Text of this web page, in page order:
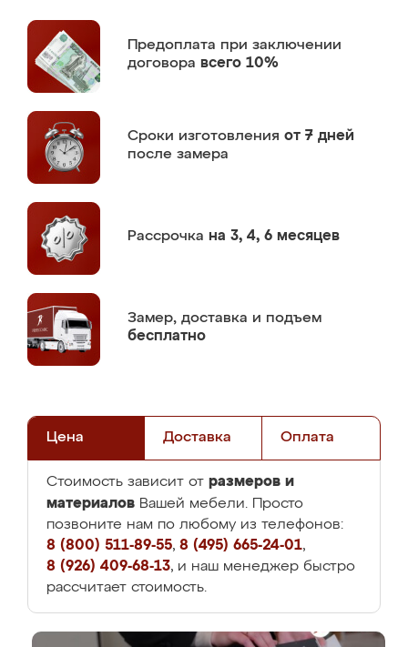
Предоплата при заключении
договора всего 10%
Сроки изготовления от 7 дней
после замера
Рассрочка на 3, 4, 6 месяцев
Замер, доставка и подъем
бесплатно
Цена Доставка Оплата
Стоимость зависит от размеров и
материалов Вашей мебели. Просто
позвоните нам по любому из телефонов:
8 (800) 511-89-55, 8 (495) 665-24-01,
8 (926) 409-68-13, и наш менеджер быстро
рассчитает стоимость.